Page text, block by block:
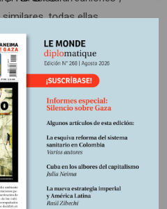
todas ellas
fueron infectados y
o simplemente potenciadas
ha sido totalmente
nada más hacinado que el
y otros juntan sus cuerpos,
el “pico y cédula”,
a abordar todas aquellas
oficial elogiaba por